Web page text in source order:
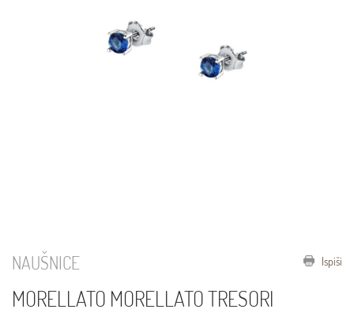
Ispiši
NAUŠNICE
MORELLATO MORELLATO TRESORI